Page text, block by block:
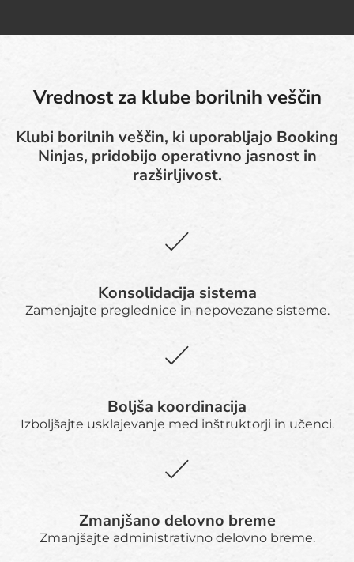
Vrednost za klube borilnih veščin
Klubi borilnih veščin, ki uporabljajo Booking
Ninjas, pridobijo operativno jasnost in
razširljivost.
Konsolidacija sistema
Zamenjajte preglednice in nepovezane sisteme.
Boljša koordinacija
Izboljšajte usklajevanje med inštruktorji in učenci.
Zmanjšano delovno breme
Zmanjšajte administrativno delovno breme.